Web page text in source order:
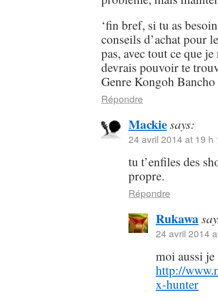
‘fin bref, si tu as
conseils d’achat pour
pas, avec tout ce que
devrais pouvoir te
Genre Kongoh Bancho
Répondre
Mackiesays:
24 avril 2014 at 19 h
tu t’enfiles des
propre.
Répondre
Rukawa
24 avril 2014
moi aussi
http://
x-hunter